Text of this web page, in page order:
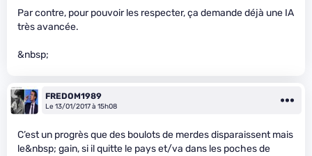
Par contre, pour pouvoir les respecter, ça demande déjà une IA
très avancée.
&nbsp;
FREDOM1989
Le 13/01/2017 à 15h08
C’est un progrès que des boulots de merdes disparaissent mais
le&nbsp; gain, si il quitte le pays et/va dans les poches de